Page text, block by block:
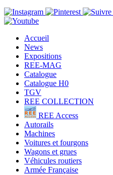
Accueil
News
Expositions
REE-MAG
Catalogue
Catalogue H0
TGV
REE COLLECTION
REE Access
Autorails
Machines
Voitures et fourgons
Wagons et grues
Véhicules routiers
Armée Française